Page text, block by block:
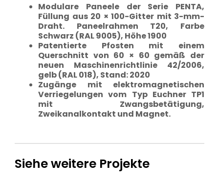
Modulare Paneele der Serie PENTA,
Füllung aus 20 × 100-Gitter mit 3-mm-
Draht. Paneelrahmen T20, Farbe
Schwarz (RAL 9005), Höhe 1900
Patentierte Pfosten mit einem
Querschnitt von 60 × 60 gemäß der
neuen Maschinenrichtlinie 42/2006,
gelb (RAL 018), Stand: 2020
Zugänge mit elektromagnetischen
Verriegelungen vom Typ Euchner TP1
mit Zwangsbetätigung,
Zweikanalkontakt und Magnet.
Siehe weitere Projekte